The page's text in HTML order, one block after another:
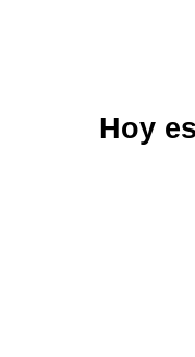
Hoy